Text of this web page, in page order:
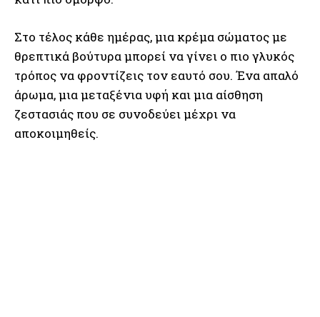
Στο τέλος κάθε ημέρας, μια κρέμα σώματος με
θρεπτικά βούτυρα μπορεί να γίνει ο πιο γλυκός
τρόπος να φροντίζεις τον εαυτό σου. Ένα απαλό
άρωμα, μια μεταξένια υφή και μια αίσθηση
ζεστασιάς που σε συνοδεύει μέχρι να
αποκοιμηθείς.